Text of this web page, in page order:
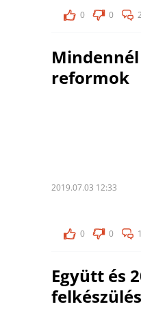
0 0
reformok
2019.07.03 12:33
0 0
Együtt és
felkészülés